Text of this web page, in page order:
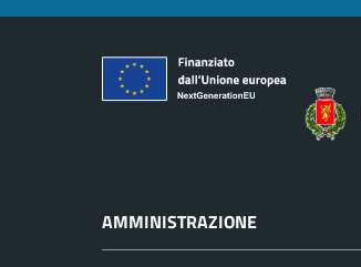
AMMINISTRAZIONE